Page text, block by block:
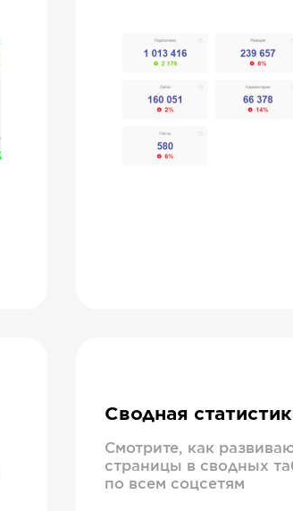
Сводная
Смотрите, как
страницы в сводных
по всем соцсетям